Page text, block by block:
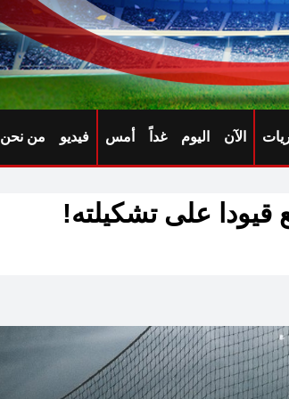
الآن اليوم غداً أمس فيديو من نحن